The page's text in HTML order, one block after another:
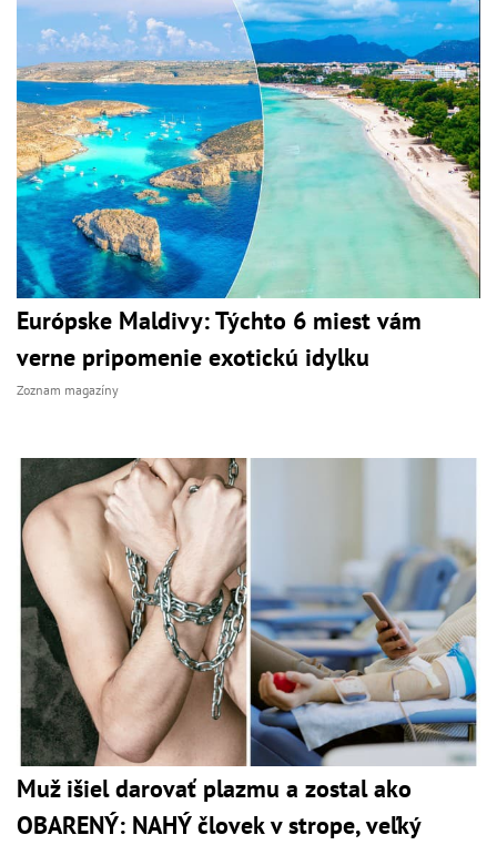
Európske Maldivy: Týchto 6 miest vám
verne pripomenie exotickú idylku
Zoznam magazíny
Muž išiel darovať plazmu a zostal ako
OBARENÝ: NAHÝ človek v strope, veľký